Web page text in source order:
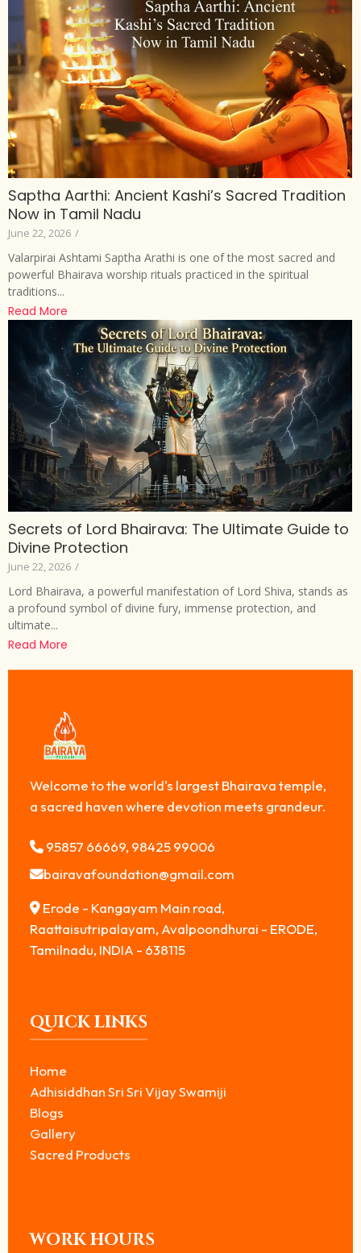
Saptha Aarthi: Ancient Kashi’s Sacred Tradition
Now in Tamil Nadu
June 22, 2026 /
Valarpirai Ashtami Saptha Arathi is one of the most sacred and
powerful Bhairava worship rituals practiced in the spiritual
traditions...
Read More
Secrets of Lord Bhairava: The Ultimate Guide to
Divine Protection
June 22, 2026 /
Lord Bhairava, a powerful manifestation of Lord Shiva, stands as
a profound symbol of divine fury, immense protection, and
ultimate...
Read More
Welcome to the world's largest Bhairava temple,
a sacred haven where devotion meets grandeur.
95857 66669, 98425 99006
bairavafoundation@gmail.com
Erode - Kangayam Main road,
Raattaisutripalayam, Avalpoondhurai - ERODE,
Tamilnadu, INDIA - 638115
QUICK LINKS
Home
Adhisiddhan Sri Sri Vijay Swamiji
Blogs
Gallery
Sacred Products
WORK HOURS